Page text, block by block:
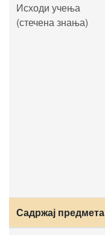
Исходи учења
(стечена знања)
Садржај предмета